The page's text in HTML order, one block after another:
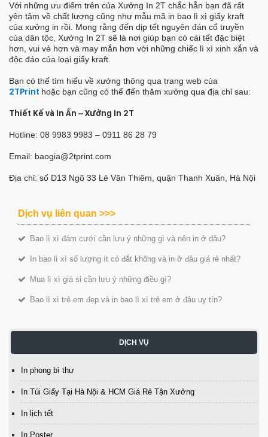
Với những ưu điểm trên của Xưởng In 2T chắc hẳn bạn đã rất
yên tâm về chất lượng cũng như mẫu mã in bao lì xì giấy kraft
của xưởng in rồi. Mong rằng đến dịp tết nguyên đán cổ truyền
của dân tộc, Xưởng In 2T sẽ là nơi giúp bạn có cái tết đặc biệt
hơn, vui vẻ hơn và may mắn hơn với những chiếc lì xì xinh xắn và
độc đáo của loại giấy kraft.
Bạn có thể tìm hiểu về xưởng thông qua trang web của
2TPrint hoặc bạn cũng có thể đến thăm xưởng qua địa chỉ sau:
Thiết Kế và In Ấn – Xưởng In 2T
Hotline: 08 9983 9983 – 0911 86 28 79
Email: baogia@2tprint.com
Địa chỉ: số D13 Ngõ 33 Lê Văn Thiêm, quận Thanh Xuân, Hà Nội
Dịch vụ liên quan >>>
Bao lì xì đám cưới cần lưu ý những gì và nên in ở dâu?
In bao lì xì số lượng ít có đắt không và in ở đâu giá rẻ nhất?
Mua lì xì giá sỉ cần lưu ý những điều gì?
Bao lì xì trẻ em đẹp và in bao lì xì trẻ em ở đâu uy tín?
DỊCH VỤ
In phong bì thư
In Túi Giấy Tại Hà Nội & HCM Giá Rẻ Tận Xưởng
In lịch tết
In Poster